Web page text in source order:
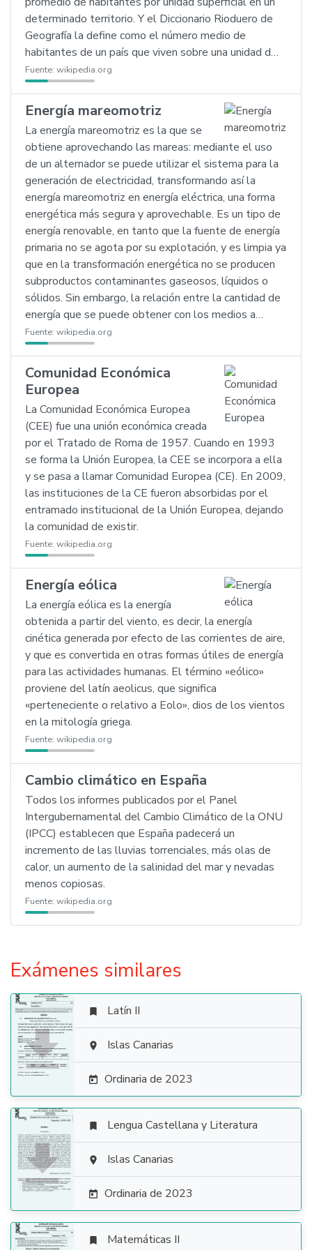
determinado territorio. Y el Diccionario Rioduero de
Geografía la define como el número medio de
habitantes de un país que viven sobre una unidad d…
Fuente: wikipedia.org
Energía mareomotriz
La energía mareomotriz es la que se
obtiene aprovechando las mareas: mediante el uso
de un alternador se puede utilizar el sistema para la
generación de electricidad, transformando así la
energía mareomotriz en energía eléctrica, una forma
energética más segura y aprovechable. Es un tipo de
energía renovable, en tanto que la fuente de energía
primaria no se agota por su explotación, y es limpia ya
que en la transformación energética no se producen
subproductos contaminantes gaseosos, líquidos o
sólidos. Sin embargo, la relación entre la cantidad de
energía que se puede obtener con los medios a…
Fuente: wikipedia.org
Comunidad Económica
Europea
La Comunidad Económica Europea
(CEE) fue una unión económica creada
por el Tratado de Roma de 1957. Cuando en 1993
se forma la Unión Europea, la CEE se incorpora a ella
y se pasa a llamar Comunidad Europea (CE). En 2009,
las instituciones de la CE fueron absorbidas por el
entramado institucional de la Unión Europea, dejando
la comunidad de existir.
Fuente: wikipedia.org
Energía eólica
La energía eólica es la energía
obtenida a partir del viento, es decir, la energía
cinética generada por efecto de las corrientes de aire,
y que es convertida en otras formas útiles de energía
para las actividades humanas. El término «eólico»
proviene del latín aeolicus, que significa
«perteneciente o relativo a Eolo», dios de los vientos
en la mitología griega.
Fuente: wikipedia.org
Cambio climático en España
Todos los informes publicados por el Panel
Intergubernamental del Cambio Climático de la ONU
(IPCC) establecen que España padecerá un
incremento de las lluvias torrenciales, más olas de
calor, un aumento de la salinidad del mar y nevadas
menos copiosas.
Fuente: wikipedia.org
Exámenes similares

 Latín II
 Islas Canarias
 Ordinaria de 2023

 Lengua Castellana y Literatura
 Islas Canarias
 Ordinaria de 2023
 Matemáticas II